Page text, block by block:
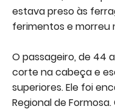
estava preso às
ferimentos e morreu
O passageiro, de 44
corte na cabeça e
superiores. Ele foi
Regional de